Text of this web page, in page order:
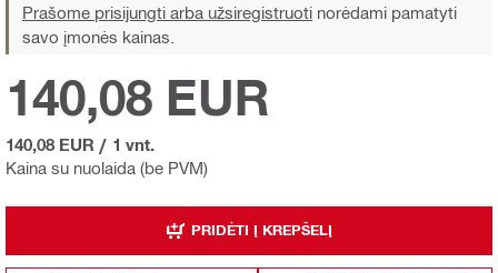
Prašome prisijungti arba užsiregistruoti norėdami pamatyti
savo įmonės kainas.
Kaina su nuolaida (be PVM)
140,08 EUR
140,08 EUR / 1 vnt.
PRIDĖTI Į KREPŠELĮ